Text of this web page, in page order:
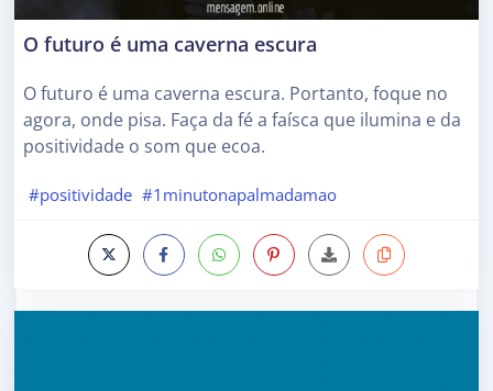
O futuro é uma caverna escura
O futuro é uma caverna escura. Portanto, foque no
agora, onde pisa. Faça da fé a faísca que ilumina e da
positividade o som que ecoa.
#positividade #1minutonapalmadamao